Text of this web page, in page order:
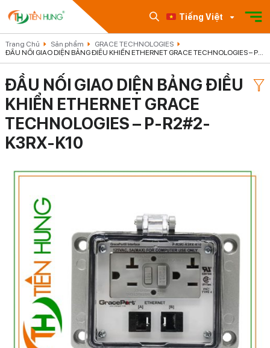
Tiếng Việt
Trang Chủ Sản phẩm
GRACE TECHNOLOGIES
ĐẦU NỐI GIAO DIỆN BẢNG ĐIỀU KHIỂN ETHERNET GRACE TECHNOLOGIES – P-
R2#2-K3RX-K10
ĐẦU NỐI GIAO DIỆN BẢNG ĐIỀU
KHIỂN ETHERNET GRACE
TECHNOLOGIES – P-R2#2-
K3RX-K10